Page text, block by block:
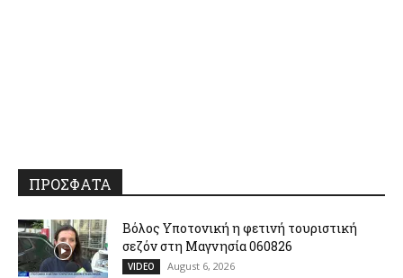
ΠΡΟΣΦΑΤΑ
Βόλος Υποτονική η φετινή τουριστική
σεζόν στη Μαγνησία 060826
VIDEO August 6, 2026